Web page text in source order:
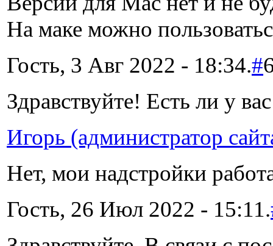
На маке можно
Гость, 3 Авг 2022 - 18:34.#
Здравствуйте! Есть ли у
Игорь (администратор
Нет, мои надстройки
Гость, 26 Июл 2022 - 15:11.